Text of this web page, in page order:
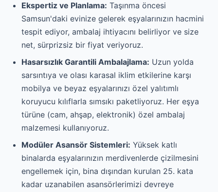
Ekspertiz ve Planlama: Taşınma öncesi
Samsun'daki evinize gelerek eşyalarınızın hacmini
tespit ediyor, ambalaj ihtiyacını belirliyor ve size
net, sürprizsiz bir fiyat veriyoruz.
Hasarsızlık Garantili Ambalajlama: Uzun yolda
sarsıntıya ve olası karasal iklim etkilerine karşı
mobilya ve beyaz eşyalarınızı özel yalıtımlı
koruyucu kılıflarla sımsıkı paketliyoruz. Her eşya
türüne (cam, ahşap, elektronik) özel ambalaj
malzemesi kullanıyoruz.
Modüler Asansör Sistemleri: Yüksek katlı
binalarda eşyalarınızın merdivenlerde çizilmesini
engellemek için, bina dışından kurulan 25. kata
kadar uzanabilen asansörlerimizi devreye